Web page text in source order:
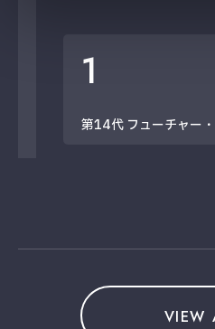
1
第14代 フューチャー
VIEW